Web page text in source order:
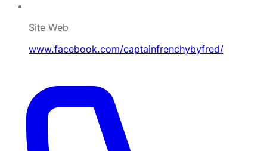
Site Web
www.facebook.com/captainfrenchybyfred/